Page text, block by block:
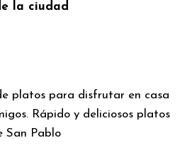
la ciudad
platos para disfrutar en casa
Rápido y deliciosos platos
San Pablo